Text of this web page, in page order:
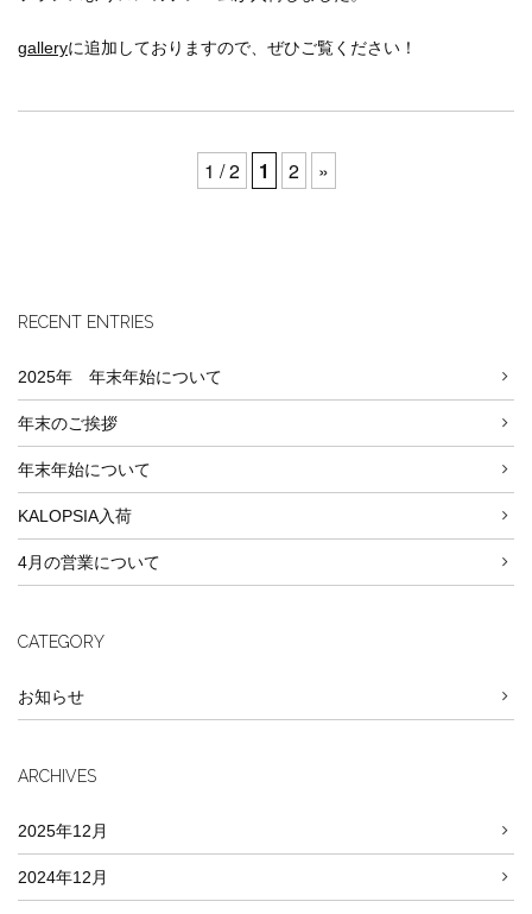
galleryに追加しておりますので、ぜひご覧ください！
1 / 2 1 2 »
RECENT ENTRIES
2025年 年末年始について
年末のご挨拶
年末年始について
KALOPSIA入荷
4月の営業について
CATEGORY
お知らせ
ARCHIVES
2025年12月
2024年12月